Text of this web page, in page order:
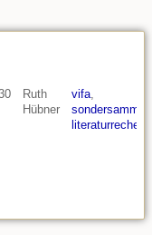
Ruth
Hübner
vifa,